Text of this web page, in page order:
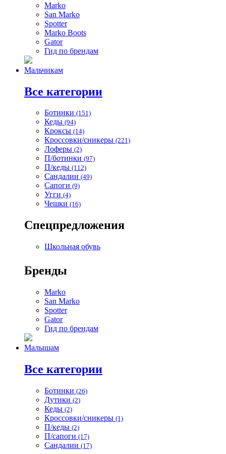
Marko
San Marko
Spotter
Marko Boots
Gator
Гид по брендам
Мальчикам
Все категории
Ботинки (151)
Кеды (94)
Кроксы (14)
Кроссовки/сникеры (221)
Лоферы (2)
П/ботинки (97)
П/кеды (112)
Сандалии (49)
Сапоги (9)
Угги (4)
Чешки (16)
Спецпредложения
Школьная обувь
Бренды
Marko
San Marko
Spotter
Gator
Гид по брендам
Малышам
Все категории
Ботинки (26)
Дутики (2)
Кеды (2)
Кроссовки/сникеры (1)
П/кеды (2)
П/сапоги (17)
Сандалии (17)